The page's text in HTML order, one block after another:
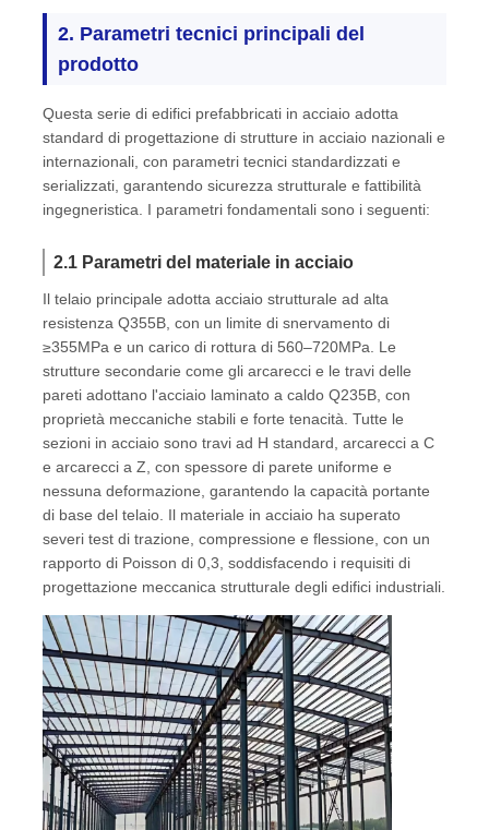
2. Parametri tecnici principali del
prodotto
Questa serie di edifici prefabbricati in acciaio adotta
standard di progettazione di strutture in acciaio nazionali e
internazionali, con parametri tecnici standardizzati e
serializzati, garantendo sicurezza strutturale e fattibilità
ingegneristica. I parametri fondamentali sono i seguenti:
2.1 Parametri del materiale in acciaio
Il telaio principale adotta acciaio strutturale ad alta
resistenza Q355B, con un limite di snervamento di
≥355MPa e un carico di rottura di 560–720MPa. Le
strutture secondarie come gli arcarecci e le travi delle
pareti adottano l'acciaio laminato a caldo Q235B, con
proprietà meccaniche stabili e forte tenacità. Tutte le
sezioni in acciaio sono travi ad H standard, arcarecci a C
e arcarecci a Z, con spessore di parete uniforme e
nessuna deformazione, garantendo la capacità portante
di base del telaio. Il materiale in acciaio ha superato
severi test di trazione, compressione e flessione, con un
rapporto di Poisson di 0,3, soddisfacendo i requisiti di
progettazione meccanica strutturale degli edifici industriali.